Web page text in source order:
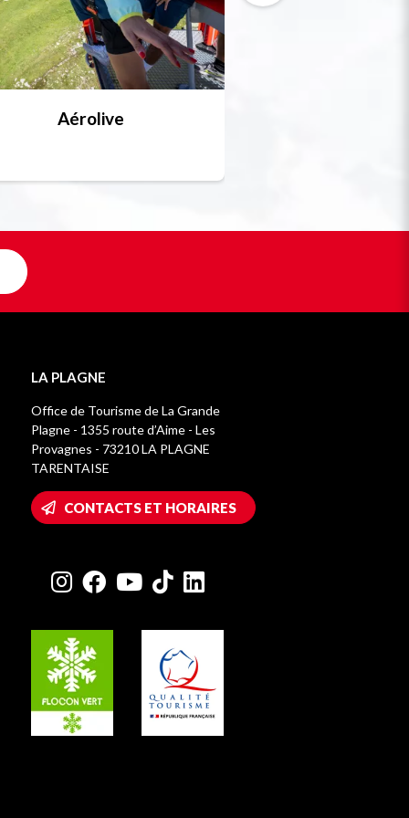
Aérolive
LA PLAGNE
Office de Tourisme de La Grande
Plagne - 1355 route d’Aime - Les
Provagnes - 73210 LA PLAGNE
TARENTAISE
CONTACTS ET HORAIRES